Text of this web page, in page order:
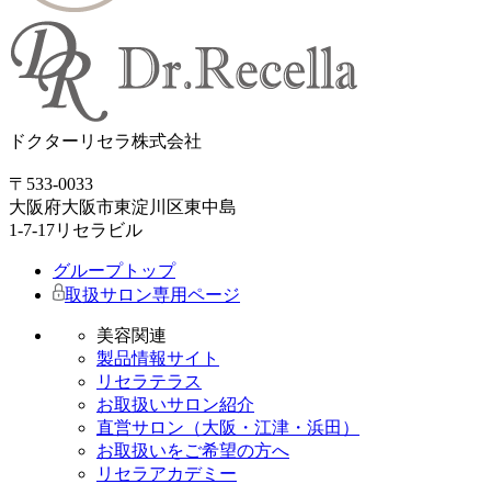
ドクターリセラ株式会社
〒533-0033
大阪府大阪市東淀川区東中島
1-7-17リセラビル
グループトップ
取扱サロン専用ページ
美容関連
製品情報サイト
リセラテラス
お取扱いサロン紹介
直営サロン（大阪・江津・浜田）
お取扱いをご希望の方へ
リセラアカデミー